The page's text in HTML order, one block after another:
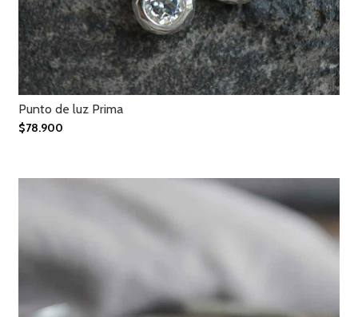
Punto de luz Prima
$78.900